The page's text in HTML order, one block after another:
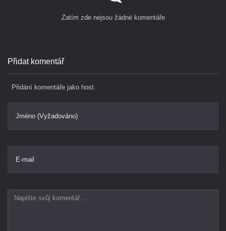
Zatím zde nejsou žádné komentáře
Přidat komentář
Přidání komentáře jako host.
Jméno (Vyžadováno)
E-mail